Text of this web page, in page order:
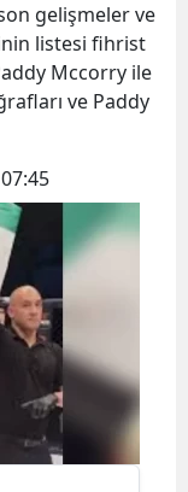
gelişmeler ve
listesi fihrist
Mccorry ile
ve Paddy